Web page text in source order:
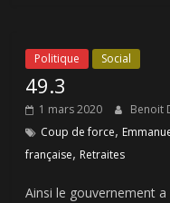
Politique Social
49.3
1 mars 2020 Benoit
Coup de force,
française, Retraites
Ainsi le gouvernement